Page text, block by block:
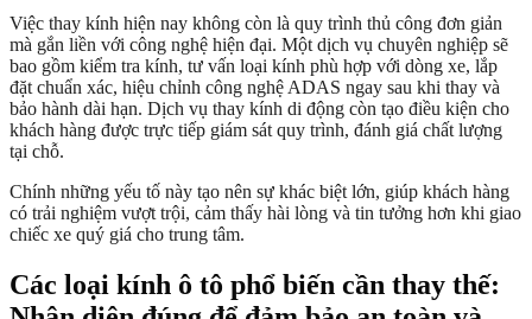
Việc thay kính hiện nay không còn là quy trình thủ công đơn giản
mà gắn liền với công nghệ hiện đại. Một dịch vụ chuyên nghiệp sẽ
bao gồm kiểm tra kính, tư vấn loại kính phù hợp với dòng xe, lắp
đặt chuẩn xác, hiệu chỉnh công nghệ ADAS ngay sau khi thay và
bảo hành dài hạn. Dịch vụ thay kính di động còn tạo điều kiện cho
khách hàng được trực tiếp giám sát quy trình, đánh giá chất lượng
tại chỗ.
Chính những yếu tố này tạo nên sự khác biệt lớn, giúp khách hàng
có trải nghiệm vượt trội, cảm thấy hài lòng và tin tưởng hơn khi giao
chiếc xe quý giá cho trung tâm.
Các loại kính ô tô phổ biến cần thay thế: